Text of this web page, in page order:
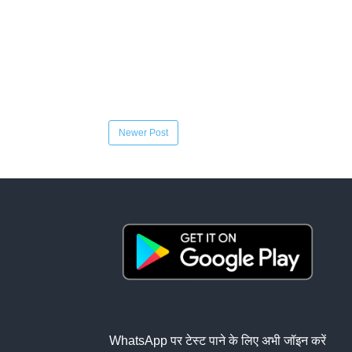
Newer Post
WhatsApp पर टेस्ट पाने के लिए अभी जॉइन करें